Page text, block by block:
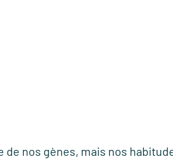
de nos gènes, mais nos